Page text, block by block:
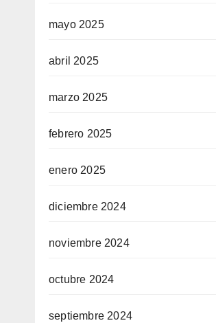
mayo 2025
abril 2025
marzo 2025
febrero 2025
enero 2025
diciembre 2024
noviembre 2024
octubre 2024
septiembre 2024